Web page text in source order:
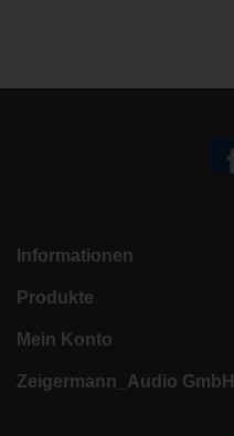
Informationen
Produkte
Mein Konto
Zeigermann_Audio GmbH